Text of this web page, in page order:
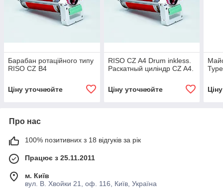
Барабан ротаційного типу
RISO CZ B4
Ціну уточнюйте
RISO CZ A4 Drum inkless.
Раскатный циліндр CZ A4.
Ціну уточнюйте
Про нас
100% позитивних з 18 відгуків за рік
Працює з 25.11.2011
м. Київ
вул. В. Хвойки 21, оф. 116, Київ, Україна